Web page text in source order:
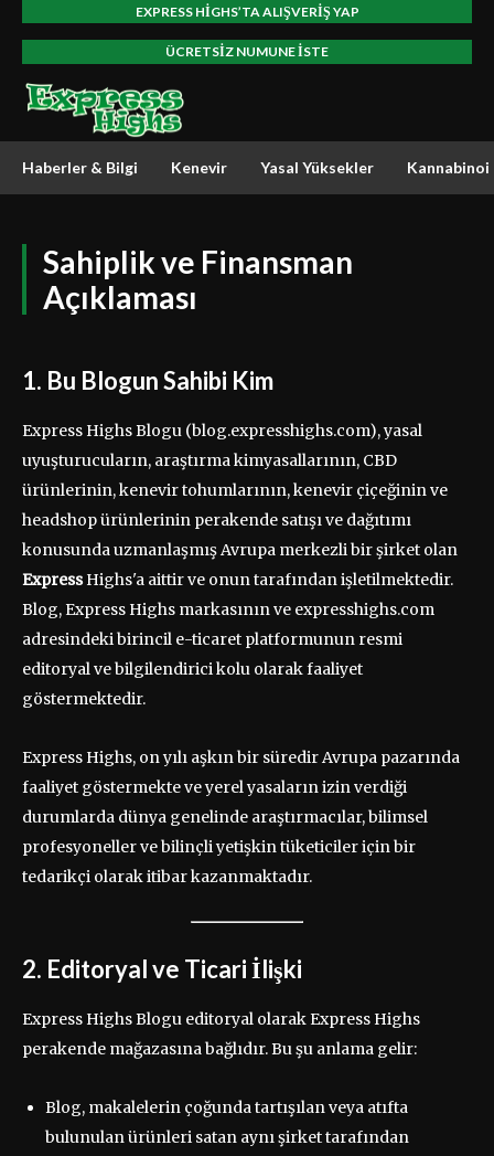
EXPRESS HIGHS’TA ALIŞVERIŞ YAP
ÜCRETSIZ NUMUNE ISTE
Haberler & Bilgi Kenevir Yasal Yüksekler
Sahiplik ve Finansman
Açıklaması
1. Bu Blogun Sahibi Kim
Express Highs Blogu (blog.expresshighs.com), yasal
uyuşturucuların, araştırma kimyasallarının, CBD
ürünlerinin, kenevir tohumlarının, kenevir çiçeğinin ve
headshop ürünlerinin perakende satışı ve dağıtımı
konusunda uzmanlaşmış Avrupa merkezli bir şirket olan
ExpressHighs'a aittir ve onun tarafından işletilmektedir.
Blog, Express Highs markasının ve expresshighs.com
adresindeki birincil e-ticaret platformunun resmi
editoryal ve bilgilendirici kolu olarak faaliyet
göstermektedir.
Express Highs, on yılı aşkın bir süredir Avrupa pazarında
faaliyet göstermekte ve yerel yasaların izin verdiği
durumlarda dünya genelinde araştırmacılar, bilimsel
profesyoneller ve bilinçli yetişkin tüketiciler için bir
tedarikçi olarak itibar kazanmaktadır.
2. Editoryal ve Ticari İlişki
Express Highs Blogu editoryal olarak Express Highs
perakende mağazasına bağlıdır. Bu şu anlama gelir:
Blog, makalelerin çoğunda tartışılan veya atıfta
bulunulan ürünleri satan aynı şirket tarafından